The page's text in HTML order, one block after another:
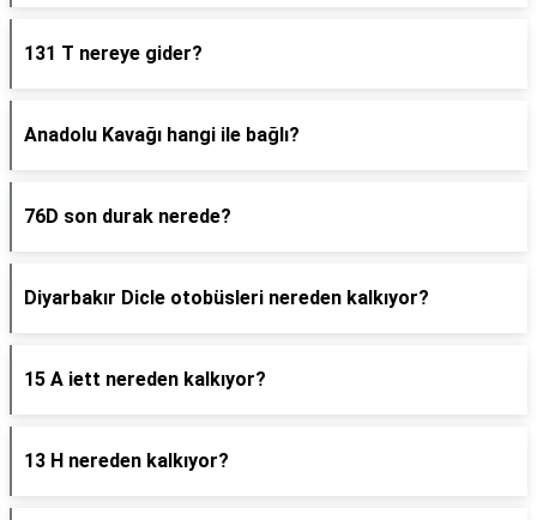
131 T nereye gider?
Anadolu Kavağı hangi ile bağlı?
76D son durak nerede?
Diyarbakır Dicle otobüsleri nereden kalkıyor?
15 A iett nereden kalkıyor?
13 H nereden kalkıyor?